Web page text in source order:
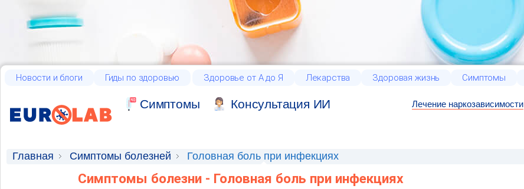
Новости и блоги Гиды по здоровью Здоровье от А до Я Лекарства Здоровая жизнь Симптомы
Cимптомы Консультация ИИ Лечение наркозависимости
Главная Симптомы болезней Головная боль при инфекциях
Симптомы болезни - Головная боль при инфекциях